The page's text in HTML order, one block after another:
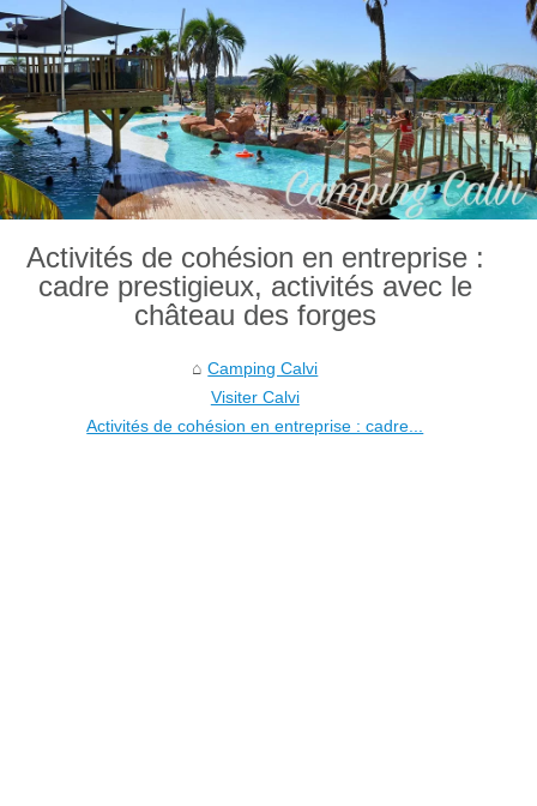
Activités de cohésion en entreprise :
cadre prestigieux, activités avec le
château des forges
Camping Calvi
Visiter Calvi
Activités de cohésion en entreprise : cadre...